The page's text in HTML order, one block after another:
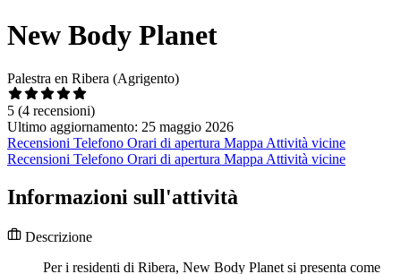
New Body Planet
Palestra en Ribera (Agrigento)
5 (4 recensioni)
Ultimo aggiornamento: 25 maggio 2026
Recensioni Telefono Orari di apertura Mappa Attività vicine
Recensioni Telefono Orari di apertura Mappa Attività vicine
Informazioni sull'attività
Descrizione
Per i residenti di Ribera, New Body Planet si presenta come